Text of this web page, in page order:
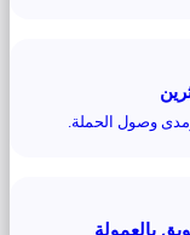
وصول الحملة.
بالعمولة